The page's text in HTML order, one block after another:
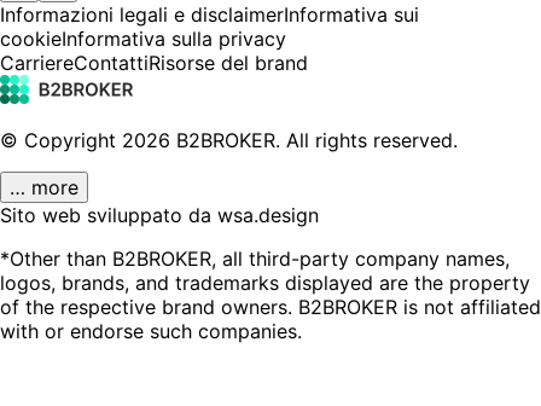
Informazioni legali e disclaimerInformativa sui
cookieInformativa sulla privacy
CarriereContattiRisorse del brand
© Copyright 2026 B2BROKER. All rights reserved.
… more
Sito web sviluppato da wsa.design
*Other than B2BROKER, all third-party company names,
logos, brands, and trademarks displayed are the property
of the respective brand owners. B2BROKER is not affiliated
with or endorse such companies.